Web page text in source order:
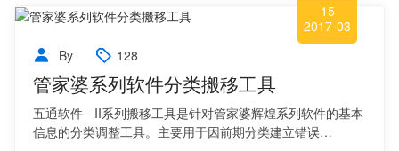
15
2017-03
By
128
管家婆系列软件分类搬移工具
五通软件 - II系列搬移工具是针对管家婆辉煌系列软件的基本
信息的分类调整工具。主要用于因前期分类建立错误…